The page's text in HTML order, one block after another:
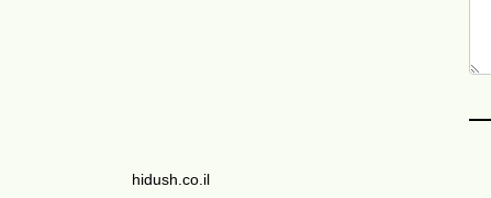
hidush.co.il